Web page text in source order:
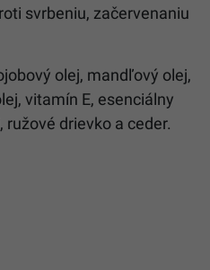
svrbeniu, začervenaniu
olej, mandľový olej,
vitamín E, esenciálny
ružové drievko a ceder.